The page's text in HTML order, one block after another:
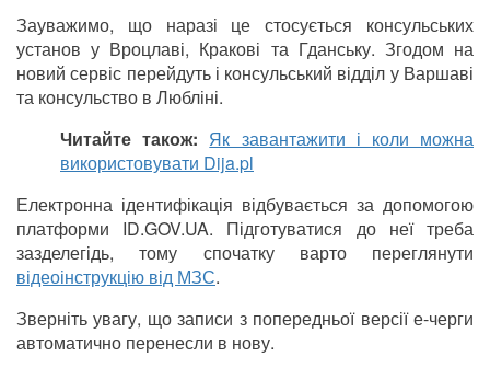
Зауважимо, що наразі це стосується консульських
установ у Вроцлаві, Кракові та Гданську. Згодом на
новий сервіс перейдуть і консульський відділ у Варшаві
та консульство в Любліні.
Читайте також: Як завантажити і коли можна
використовувати Dija.pl
Електронна ідентифікація відбувається за допомогою
платформи ID.GOV.UA. Підготуватися до неї треба
зазделегідь, тому спочатку варто переглянути
відеоінструкцію від МЗС.
Зверніть увагу, що записи з попередньої версії е-черги
автоматично перенесли в нову.